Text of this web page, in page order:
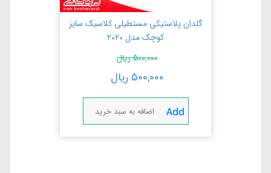
گلدان پلاستیکی مستطیلی کلاسیک سایز
کوچک مدل 2020
500,000ریال
500,000 ریال
اضافه به سبد خرید